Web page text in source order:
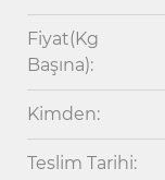
Fiyat(Kg
Başına):
Kimden:
Teslim Tarihi: